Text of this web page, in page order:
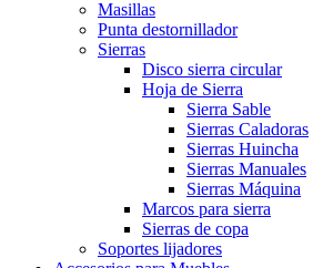
Masillas
Punta destornillador
Sierras
Disco sierra circular
Hoja de Sierra
Sierra Sable
Sierras Caladoras
Sierras Huincha
Sierras Manuales
Sierras Máquina
Marcos para sierra
Sierras de copa
Soportes lijadores